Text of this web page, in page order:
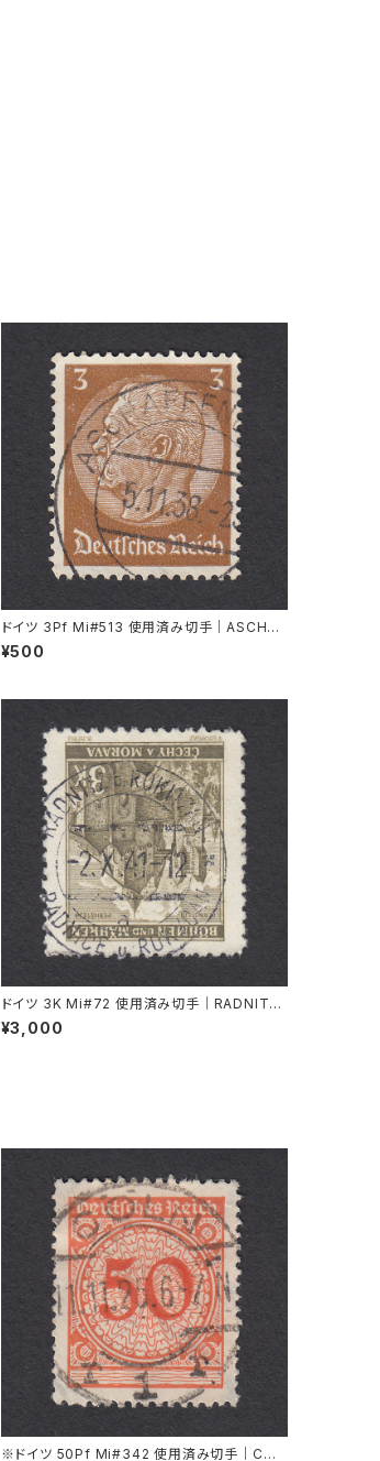
ドイツ 3Pf Mi#513 使用済み切手｜ASCHAF
FENBURG 5.11.1936
¥500
ドイツ 3K Mi#72 使用済み切手｜RADNITZ
b. ROKITZAN 2.X.1941
¥3,000
※ドイツ 50Pf Mi#342 使用済み切手｜CÖL